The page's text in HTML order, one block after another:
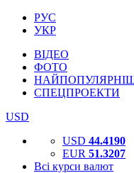
РУС
УКР
ВІДЕО
ФОТО
СПЕЦПРОЕКТИ
USD
USD 44.4190
EUR 51.3207
Всі курси валют